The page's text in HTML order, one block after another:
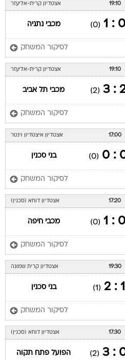
19:10 אצטדיון קרית-אליעזר
0 : 1
(0) מכבי נתניה
לסיקור המשחק
19:10 אצטדיון קרית-אליעזר
2
(2) מכבי תל אביב
לסיקור המשחק
17:00 אצטדיון איצטדיון וינטר
0
(0) בני סכנין
לסיקור המשחק
17:20 אצטדיון דוחא (סכנין)
0 : 1
(0) מכבי חיפה
לסיקור המשחק
19:30 אצטדיון קרית שמונה
1 : 2
(1) בני סכנין
לסיקור המשחק
17:30 אצטדיון דוחא (סכנין)
0
(2) הפועל פתח תקוה